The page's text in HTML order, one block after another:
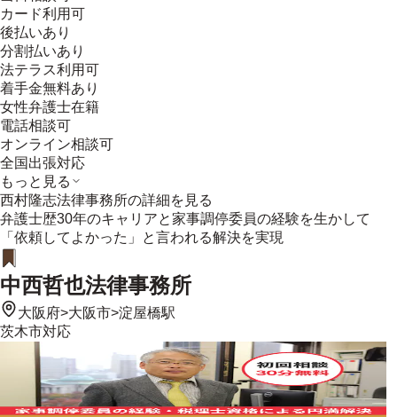
カード利用可
後払いあり
分割払いあり
法テラス利用可
着手金無料あり
女性弁護士在籍
電話相談可
オンライン相談可
全国出張対応
もっと見る
西村隆志法律事務所の詳細を見る
弁護士歴30年のキャリアと家事調停委員の経験を生かして
「依頼してよかった」と言われる解決を実現
中西哲也法律事務所
大阪府>大阪市>淀屋橋駅
茨木市対応